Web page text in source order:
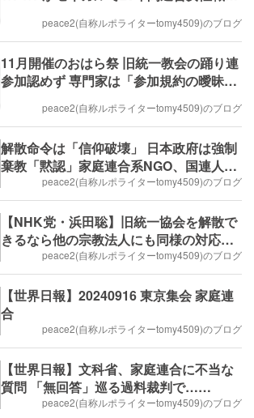
peace2(自称ルポライターtomy4509)のブログ
11月開催のおはら祭 旧統一教会の踊り連
参加認めず 専門家は「参加規約の曖昧
peace2(自称ルポライターtomy4509)のブログ
解散命令は「信仰破壊」 日本政府は強制
棄教「黙認」家庭連合系NGO、国連人権
理で非難peace2(自称ルポライターtomy4509)のブログ
【NHK党・浜田聡】旧統一協会を解散で
きるなら他の宗教法人にも同様の対応
peace2(自称ルポライターtomy4509)のブログ
【世界日報】20240916 東京集会 家庭連
合
peace2(自称ルポライターtomy4509)のブログ
【世界日報】文科省、家庭連合に不当な
質問 「無回答」巡る過料裁判で……
peace2(自称ルポライターtomy4509)のブログ